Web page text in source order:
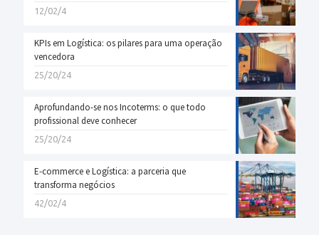
12/02/4
KPIs em Logística: os pilares para uma operação
vencedora
25/20/24
Aprofundando-se nos Incoterms: o que todo
profissional deve conhecer
25/20/24
E-commerce e Logística: a parceria que
transforma negócios
42/02/4